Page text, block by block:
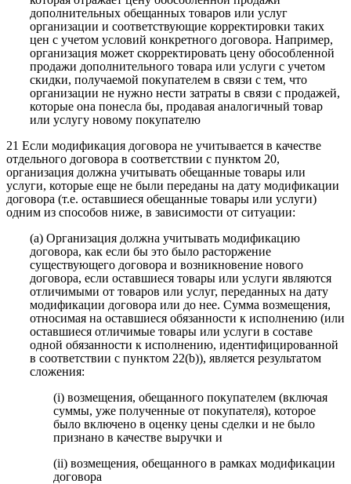
дополнительных обещанных товаров или услуг
организации и соответствующие корректировки таких
цен с учетом условий конкретного договора. Например,
организация может скорректировать цену обособленной
продажи дополнительного товара или услуги с учетом
скидки, получаемой покупателем в связи с тем, что
организации не нужно нести затраты в связи с продажей,
которые она понесла бы, продавая аналогичный товар
или услугу новому покупателю
21 Если модификация договора не учитывается в качестве
отдельного договора в соответствии с пунктом 20,
организация должна учитывать обещанные товары или
услуги, которые еще не были переданы на дату модификации
договора (т.е. оставшиеся обещанные товары или услуги)
одним из способов ниже, в зависимости от ситуации:
(a) Организация должна учитывать модификацию
договора, как если бы это было расторжение
существующего договора и возникновение нового
договора, если оставшиеся товары или услуги являются
отличимыми от товаров или услуг, переданных на дату
модификации договора или до нее. Сумма возмещения,
относимая на оставшиеся обязанности к исполнению (или
оставшиеся отличимые товары или услуги в составе
одной обязанности к исполнению, идентифицированной
в соответствии с пунктом 22(b)), является результатом
сложения:
(i) возмещения, обещанного покупателем (включая
суммы, уже полученные от покупателя), которое
было включено в оценку цены сделки и не было
признано в качестве выручки и
(ii) возмещения, обещанного в рамках модификации
договора